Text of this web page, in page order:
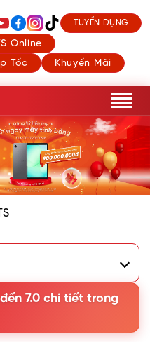
Online
Tốc Khuyến Mãi
TUYỂN DỤNG
lâu?
chi tiết 5 giai đoạn
quả từ chuyên gia
7.0 chi tiết trong